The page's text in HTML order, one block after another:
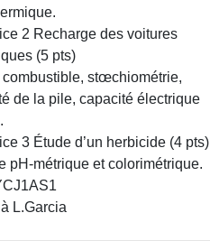
2 Recharge des voitures
(5 pts)
combustible, stœchiométrie,
de la pile, capacité électrique
3 Étude d’un herbicide (4 pts)
pH-métrique et colorimétrique.
L.Garcia